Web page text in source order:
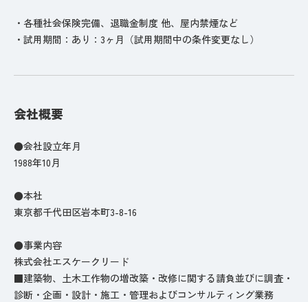
・各種社会保険完備、退職金制度 他、屋内禁煙など
・試用期間：あり：3ヶ月（試用期間中の条件変更なし）
会社概要
●会社設立年月
1988年10月
●本社
東京都千代田区岩本町3-8-16
●事業内容
株式会社エスケークリード
■建築物、土木工作物の増改築・改修に関する請負並びに調査・
診断・企画・設計・施工・管理およびコンサルティング業務